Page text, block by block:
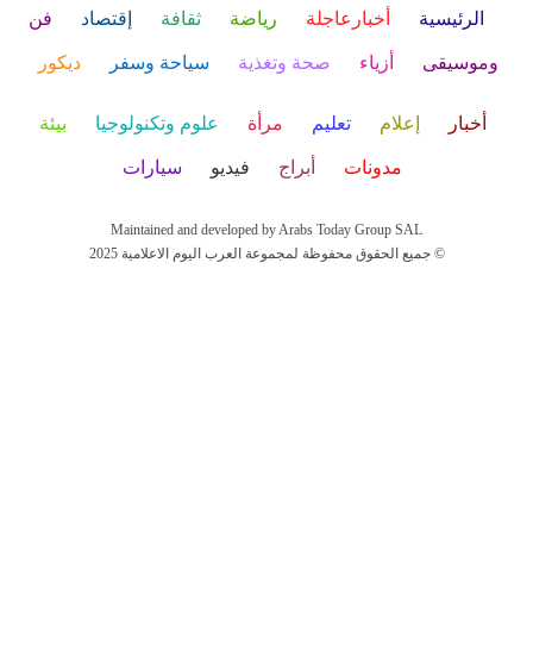
الرئيسية أخبارعاجلة رياضة ثقافة إقتصاد فن
وموسيقى أزياء صحة وتغذية سياحة وسفر ديكور
أخبار إعلام تعليم مرأة علوم وتكنولوجيا بيئة
مدونات أبراج فيديو سيارات
Maintained and developed by Arabs Today Group SAL
جميع الحقوق محفوظة لمجموعة العرب اليوم الاعلامية 2025 ©